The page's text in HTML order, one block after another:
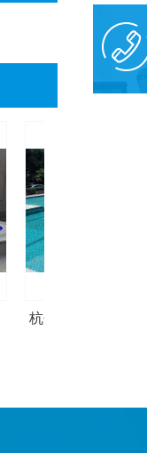
杭州丹桂公寓户外